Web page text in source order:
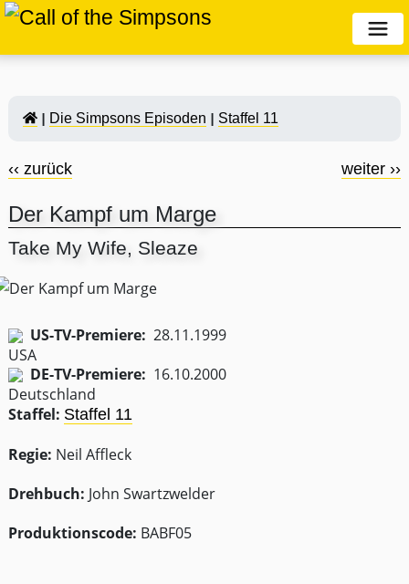
Die Simpsons Episoden Staffel 11
‹‹ zurück weiter ››
Der Kampf um Marge
Take My Wife, Sleaze
US-TV-Premiere: 28.11.1999
DE-TV-Premiere: 16.10.2000
Staffel: Staffel 11
Regie: Neil Affleck
Drehbuch: John Swartzwelder
Produktionscode: BABF05